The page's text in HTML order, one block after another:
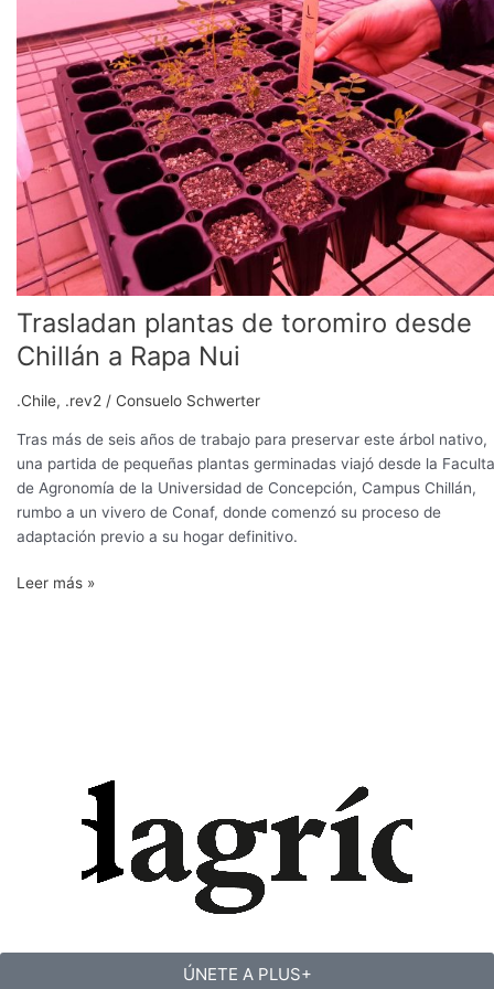
Trasladan plantas de toromiro desde
Chillán a Rapa Nui
.Chile, .rev2 / Consuelo Schwerter
Tras más de seis años de trabajo para preservar este árbol nativo,
una partida de pequeñas plantas germinadas viajó desde la
de Agronomía de la Universidad de Concepción, Campus Chillán,
rumbo a un vivero de Conaf, donde comenzó su proceso de
adaptación previo a su hogar definitivo.
desde
Chillán
a
Rapa
Nui
Leer más »
ÚNETE A PLUS+